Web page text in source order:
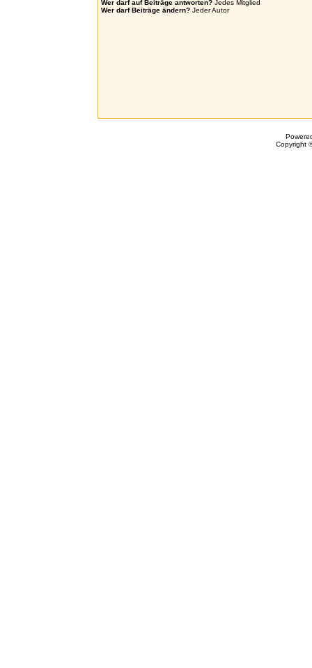
Wer darf auf Beiträge antworten? Jedes Mitglied
Wer darf Beiträge ändern? Jeder Autor
Copyright